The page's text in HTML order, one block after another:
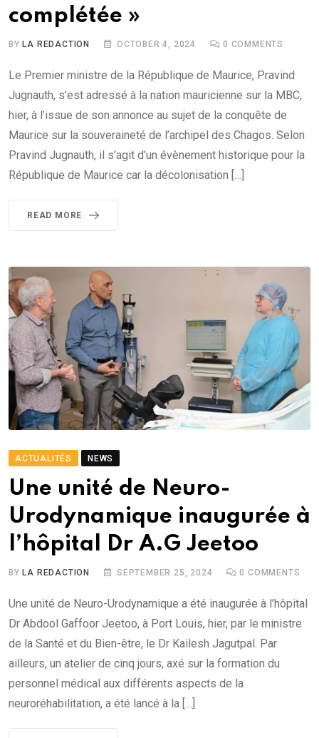
complétée »
BYLA REDACTION OCTOBER 4, 2024 0 COMMENTS
Le Premier ministre de la République de Maurice, Pravind
Jugnauth, s’est adressé à la nation mauricienne sur la MBC,
hier, à l’issue de son annonce au sujet de la conquête de
Maurice sur la souveraineté de l’archipel des Chagos. Selon
Pravind Jugnauth, il s’agit d’un évènement historique pour la
République de Maurice car la décolonisation […]
READ MORE
ACTUALITÉS NEWS
Une unité de Neuro-
Urodynamique inaugurée à
l’hôpital Dr A.G Jeetoo
BY LA REDACTION SEPTEMBER 25, 2024 0 COMMENTS
Une unité de Neuro-Urodynamique a été inaugurée à l’hôpital
Dr Abdool Gaffoor Jeetoo, à Port Louis, hier, par le ministre
de la Santé et du Bien-être, le Dr Kailesh Jagutpal. Par
ailleurs, un atelier de cinq jours, axé sur la formation du
personnel médical aux différents aspects de la
neuroréhabilitation, a été lancé à la […]